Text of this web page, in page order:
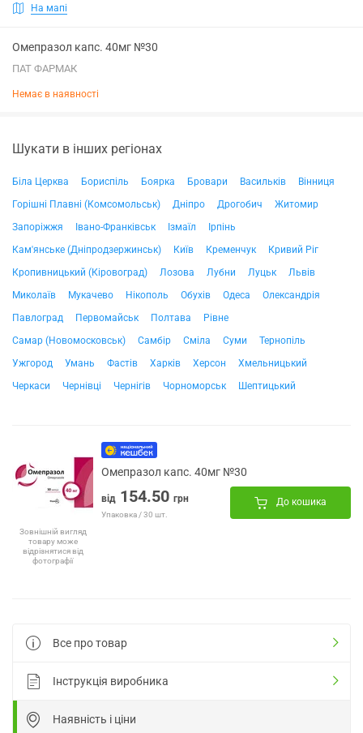
На мапі
Омепразол капс. 40мг №30
ПАТ ФАРМАК
Немає в наявності
Шукати в інших регіонах
Біла Церква Бориспіль Боярка Бровари Васильків
Вінниця
Горішні Плавні (Комсомольськ)
Дніпро Дрогобич
Житомир
Запоріжжя
Івано-Франківськ Ізмаїл
Ірпінь
Кам'янське (Дніпродзержинськ)
Київ Кременчук
Кривий Ріг
Кропивницький (Кіровоград)
Лозова Лубни Луцьк
Львів
Миколаїв
Мукачево Нікополь Обухів Одеса
Олександрія
Павлоград
Первомайськ Полтава
Рівне
Самар (Новомосковськ)
Самбір Сміла Суми
Тернопіль
Ужгород
Умань Фастів Харків Херсон
Хмельницький
Черкаси
Чернівці Чернігів Чорноморськ Шептицький
Зовнішній вигляд
товару може
відрізнятися від
фотографії
Омепразол капс. 40мг №30
від 154.50 грн
Упаковка / 30 шт.
До кошика
Все про товар
Інструкція виробника
Наявність і ціни